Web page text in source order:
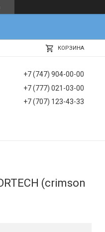
КОРЗИНА
+7 (747) 904-00-00
+7 (777) 021-03-00
+7 (707) 123-43-33
(crimson